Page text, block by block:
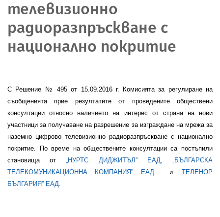
телевизионно
радиоразпръскване с
национално покритие
С Решение №495 от 15.09.201 6 г.
Комисията за регулиране на
съобщенията прие резултатите от проведените обществени
консултации относно наличието на интерес от страна на нови
участници за получаване на разрешение за изграждане на мрежа за
наземно цифрово телевизионно радиоразпръскване с национално
покритие. По време на обществените консултации са постъпили
становища от
„НУРТС ДИДЖИТЪЛ” ЕАД
„БЪЛГАРСКА
ТЕЛЕКОМУНИКАЦИОННА КОМПАНИЯ” ЕАД
и
„ТЕЛЕНОР
БЪЛГАРИЯ” ЕАД